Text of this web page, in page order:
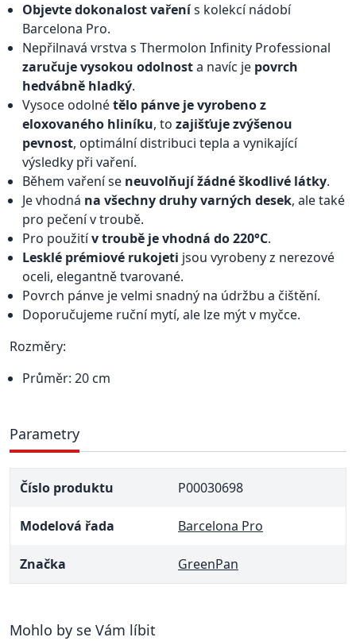
Objevte dokonalost vařenís kolekcí nádobí
Barcelona Pro.
Nepřilnavá vrstva s Thermolon Infinity Professional
zaručuje vysokou odolnosta navíc je povrch
hedvábně hladký.
Vysoce odolnétělo pánve je vyrobeno z
eloxovaného hliníku, to zajišťuje zvýšenou
pevnost, optimální distribuci tepla a vynikající
výsledky při vaření.
Během vaření se neuvolňují žádné škodlivé látky.
Je vhodná na všechny druhy varných desek, ale také
pro pečení v troubě.
Pro použitív troubě je vhodná do 220°C.
Lesklé prémiové rukojeti jsou vyrobeny z nerezové
oceli, elegantně tvarované.
Povrch pánve je velmi snadný na údržbu a čištění.
Doporučujeme ruční mytí, ale lze mýt v myčce.
Rozměry:
Průměr: 20 cm
Parametry
Číslo produktu P00030698
Modelová řada Barcelona Pro
Značka GreenPan
Mohlo by se Vám líbit